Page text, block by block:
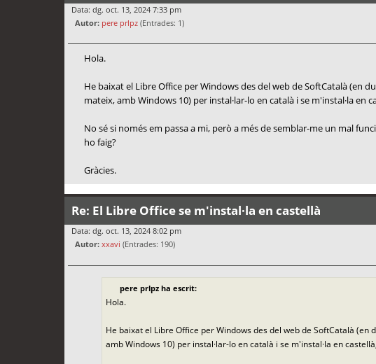
Data: dg. oct. 13, 2024 7:33 pm
Autor: pere prlpz (Entrades: 1)
Hola.
He baixat el Libre Office per Windows des del web de SoftCatalà (en
mateix, amb Windows 10) per instal·lar-lo en català i se m'instal·la
No sé si només em passa a mi, però a més de semblar-me un mal
ho faig?
Gràcies.
Re: El Libre Office se m'instal·la en castellà
Data: dg. oct. 13, 2024 8:02 pm
Autor: xxavi (Entrades: 190)
pere prlpz ha escrit:
Hola.
He baixat el Libre Office per Windows des del web de SoftCatalà
amb Windows 10) per instal·lar-lo en català i se m'instal·la en